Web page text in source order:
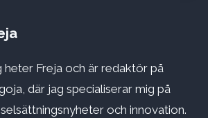
heter Freja och är redaktör på
där jag specialiserar mig på
och innovation.